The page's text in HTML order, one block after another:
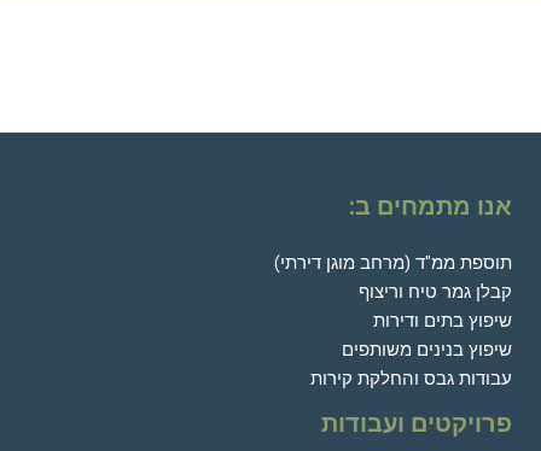
אנו מתמחים ב:
תוספת ממ"ד (מרחב מוגן דירתי)
קבלן גמר טיח וריצוף
שיפוץ בתים ודירות
שיפוץ בנינים משותפים
עבודות גבס והחלקת קירות
פרויקטים ועבודות